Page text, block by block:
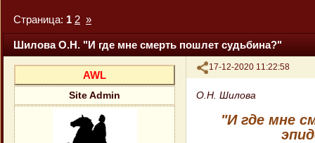
Шилова О.Н. "И где мне смерть пошлет судьбина?"
Страница: 1 2 »
Поделиться
17-12-2020 11:22:58
AWL
Site Admin О.Н. Шилова
"И где мне